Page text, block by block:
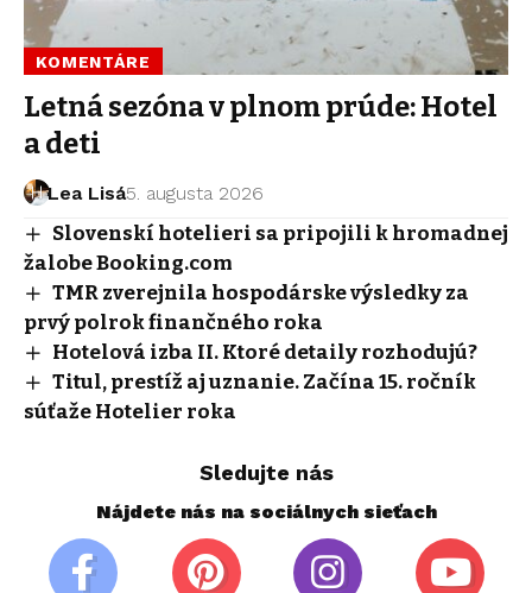
KOMENTÁRE
Letná sezóna v plnom prúde: Hotel
a deti
Lea Lisá5. augusta 2026
Slovenskí hotelieri sa pripojili k hromadnej
žalobe Booking.com
TMR zverejnila hospodárske výsledky za
prvý polrok finančného roka
Hotelová izba II. Ktoré detaily rozhodujú?
Titul, prestíž aj uznanie. Začína 15. ročník
súťaže Hotelier roka
Sledujte nás
Nájdete nás na sociálnych sieťach